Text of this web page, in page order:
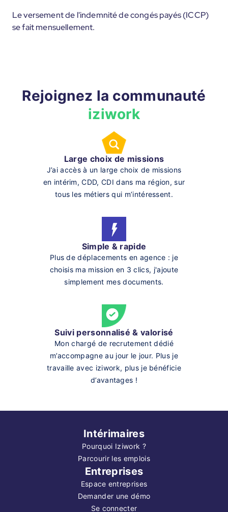
Le versement de l'indemnité de congés payés (ICCP)
se fait mensuellement.
Rejoignez la communauté
iziwork
Large choix de missions
J’ai accès à un large choix de missions
en intérim, CDD, CDI dans ma région, sur
tous les métiers qui m’intéressent.
Simple & rapide
Plus de déplacements en agence : je
choisis ma mission en 3 clics, j'ajoute
simplement mes documents.
Suivi personnalisé & valorisé
Mon chargé de recrutement dédié
m’accompagne au jour le jour. Plus je
travaille avec iziwork, plus je bénéficie
d’avantages !
Intérimaires
Pourquoi Iziwork ?
Parcourir les emplois
Entreprises
Espace entreprises
Demander une démo
Se connecter